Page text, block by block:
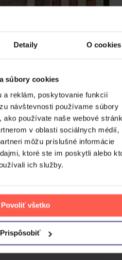
Detaily O cookies
súbory cookies
a reklám, poskytovanie funkcií
návštevnosti používame súbory
ako používate naše webové
v oblasti sociálnych médií,
môžu príslušné informácie
ktoré ste im poskytli alebo
ich služby.
Povoliť všetko
Prispôsobiť